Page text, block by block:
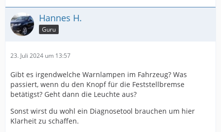
Hannes H.
Guru
23. Juli 2024 um 13:57
Gibt es irgendwelche Warnlampen im Fahrzeug? Was
passiert, wenn du den Knopf für die Feststellbremse
betätigst? Geht dann die Leuchte aus?
Sonst wirst du wohl ein Diagnosetool brauchen um hier
Klarheit zu schaffen.